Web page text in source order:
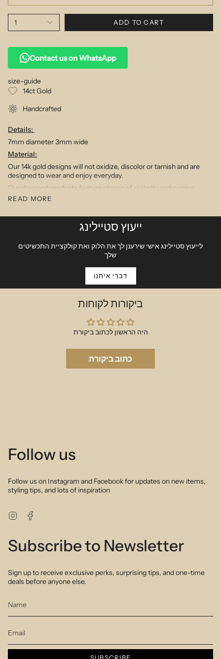
1 ADD TO CART
Contact us on WhatsApp
size-guide
14ct Gold
Handcrafted
Details:
7mm diameter 3mm wide
Material:
Our 14k gold designs will not oxidize, discolor or tarnish and are
designed to wear and enjoy everyday.
Our diamond products feature stones of si clarity and g color.
Description:
look. Our newest obsession!
READ MORE
ייעוץ סטיילינג
לייעוץ סטיילינג אישי שירענן לך את הלוק ואת קולקציית התכשיטים
שלך
דברי איתנו
ביקורות לקוחות
היה הראשון לכתוב ביקורת
כתוב ביקורת
Follow us
Follow us on Instagram and Facebook for updates on new items,
styling tips, and lots of inspiration
Instagram
Subscribe to Newsletter
Sign up to receive exclusive perks, surprising tips, and one-time
deals before anyone else.